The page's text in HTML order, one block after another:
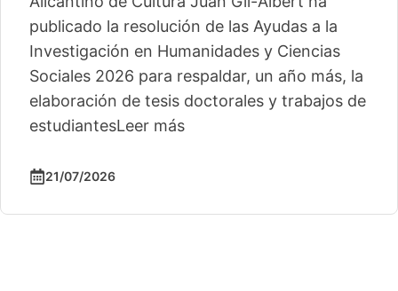
publicado la resolución de las Ayudas a la
Investigación en Humanidades y Ciencias
Sociales 2026 para respaldar, un año más, la
elaboración de tesis doctorales y trabajos de
estudiantesLeer más
21/07/2026